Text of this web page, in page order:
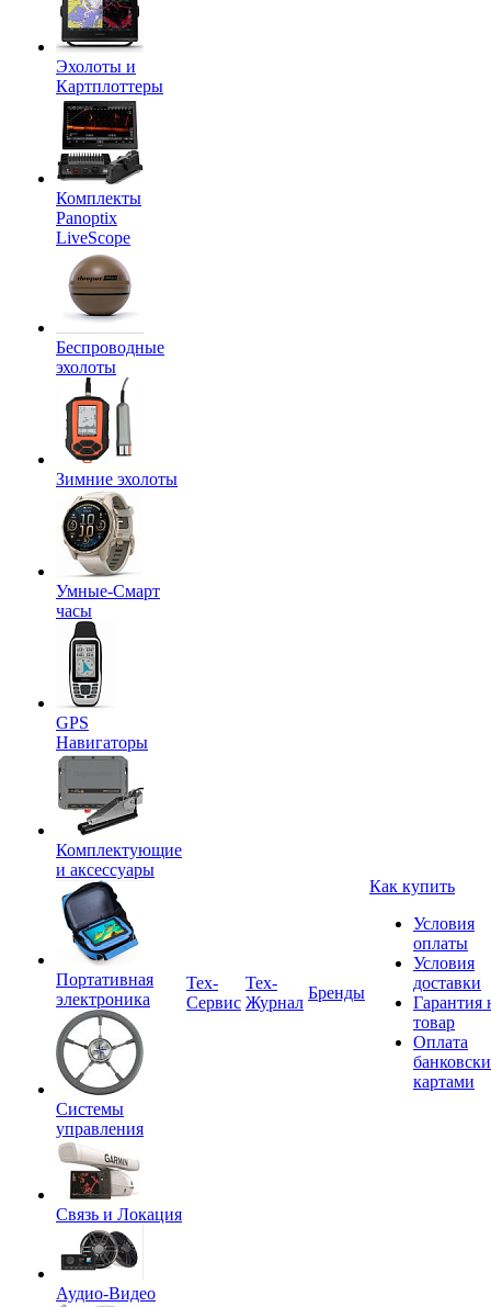
Эхолоты и
Картплоттеры
Комплекты
Panoptix
LiveScope
Беспроводные
эхолоты
Зимние эхолоты
Умные-Смарт
часы
GPS
Навигаторы
Комплектующие
и аксессуары
Портативная
электроника
Системы
управления
Связь и Локация
Аудио-Видео
Tex-
Сервис
Тех-
Журнал
Бренды
Как купить
Условия
оплаты
Условия
доставки
Гарантия
товар
Оплата
картами